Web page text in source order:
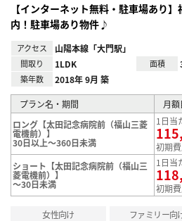
【インターネット無料・駐車場あり
内！駐車場あり物件♪
アクセス 山陽本線「大門駅」
間取り 1LDK 面積
築年数 2018年 9月 築
プラン名・期間
月
ロング【太田記念病院前（福山三菱
電機前）】
30日以上～360日未満
1日当
初期
ショート【太田記念病院前（福山三
菱電機前）】
～30日未満
1日当
初期
女性向け ファミリー向